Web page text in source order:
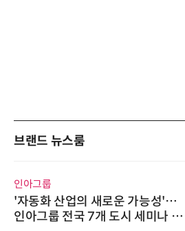
브랜드 뉴스룸
인아그룹
'자동화 산업의 새로운 가능성'…
인아그룹 전국 7개 도시 세미나 페